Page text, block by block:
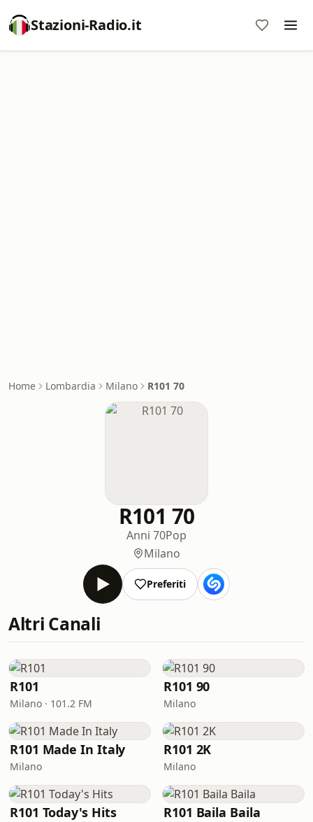
Stazioni-Radio.it
Home Lombardia Milano R101 70
R101 70
Anni 70Pop
Milano
Preferiti
Altri Canali
R101
Milano · 101.2 FM
R101 90
Milano
R101 Made In Italy
Milano
R101 2K
Milano
R101 Today's Hits R101 Baila Baila